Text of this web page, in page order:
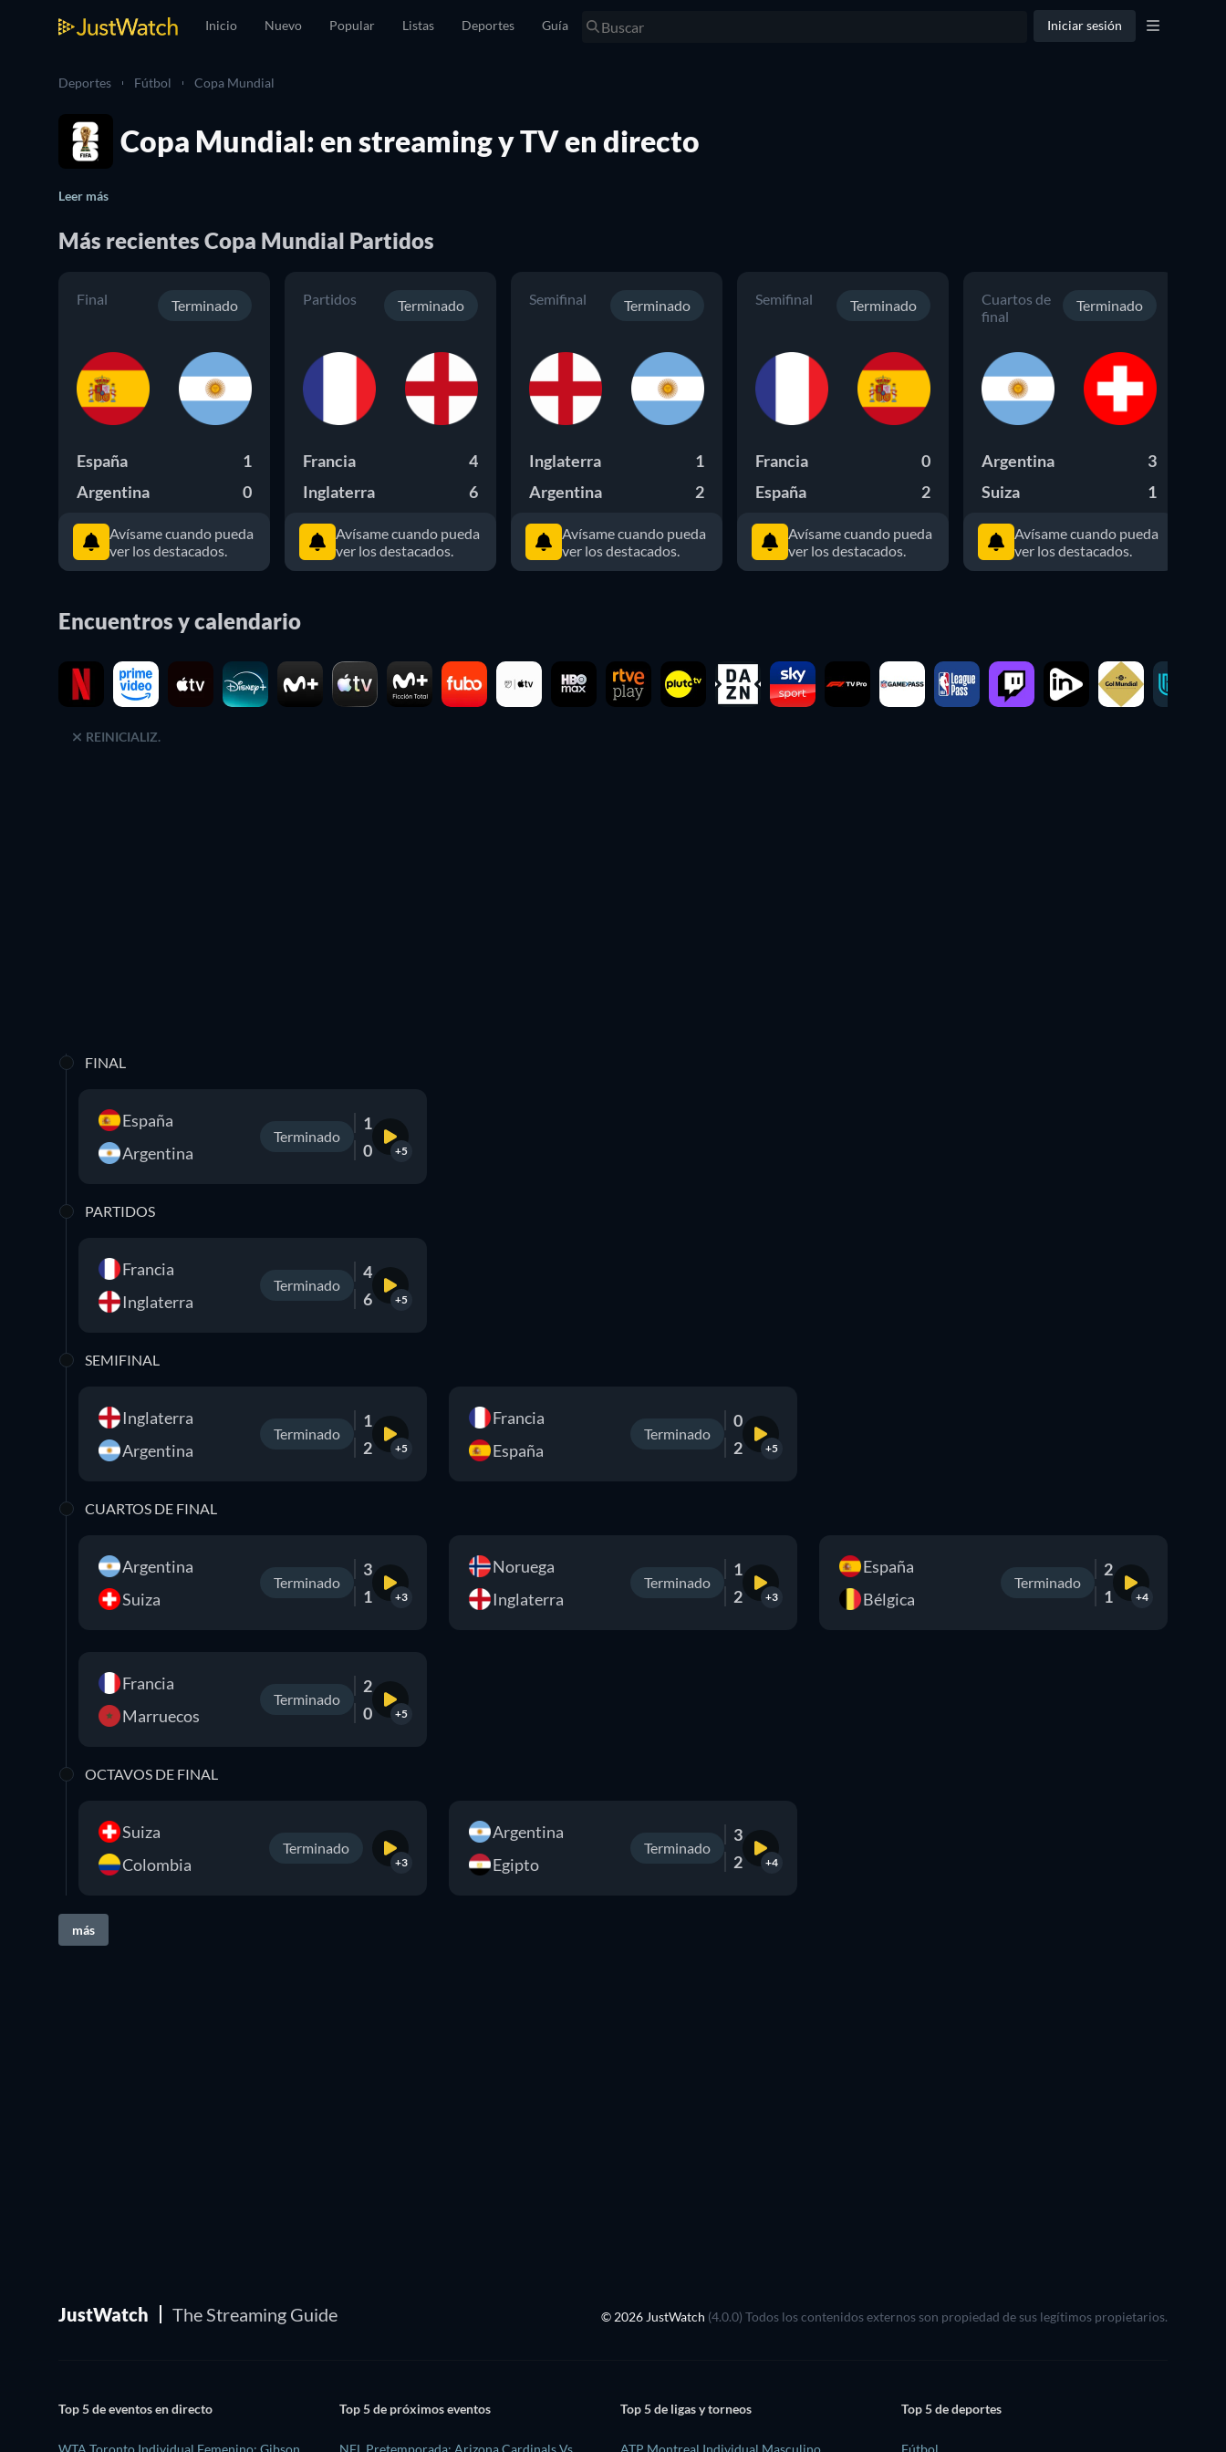
Inicio Nuevo Popular Listas Deportes Guía Iniciar sesión
Deportes Fútbol Copa Mundial
Copa Mundial: en streaming y TV en directo
Leer más
Más recientes Copa Mundial Partidos
Final Terminado
España
1
Argentina
0
Avísame cuando pueda
ver los destacados.
Partidos Terminado
Francia
4
Inglaterra
6
Avísame cuando pueda
ver los destacados.
Semifinal Terminado
Inglaterra
1
Argentina
2
Avísame cuando pueda
ver los destacados.
Semifinal Terminado
Francia
0
España
2
Avísame cuando pueda
ver los destacados.
Cuartos de
final
Terminado
Argentina
3
Suiza
1
Avísame cuando pueda
ver los destacados.
Encuentros y calendario
REINICIALIZ.
FINAL
España
Argentina
Terminado
1
0
+5
PARTIDOS
Francia
Inglaterra
Terminado
4
6
+5
SEMIFINAL
Inglaterra
Argentina
Terminado
1
2
+5
Francia
España
Terminado
0
2
+5
CUARTOS DE FINAL
Argentina
Suiza
Terminado
3
1
+3
Noruega
Inglaterra
Terminado
1
2
+3
España
Bélgica
Terminado
2
1
+4
Francia
Marruecos
Terminado
2
0
+5
OCTAVOS DE FINAL
Suiza
Colombia
Terminado
+3
Argentina
Egipto
Terminado
3
2
+4
más
JustWatch The Streaming Guide © 2026 JustWatch (4.0.0) Todos los contenidos externos son propiedad de sus legítimos propietarios.
Top 5 de eventos en directo
WTA Toronto Individual Femenino: Gibson,
Top 5 de próximos eventos
NFL Pretemporada: Arizona Cardinals Vs
Top 5 de ligas y torneos
ATP Montreal Individual Masculino
Top 5 de deportes
Fútbol